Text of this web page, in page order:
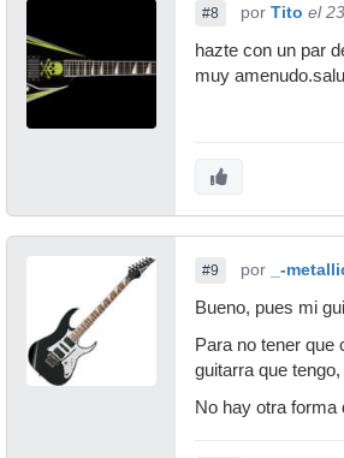
#8 por Tito el
hazte con un par
muy
#9 por _-
Bueno, pues mi
Para no tener que
guitarra que
No hay otra forma